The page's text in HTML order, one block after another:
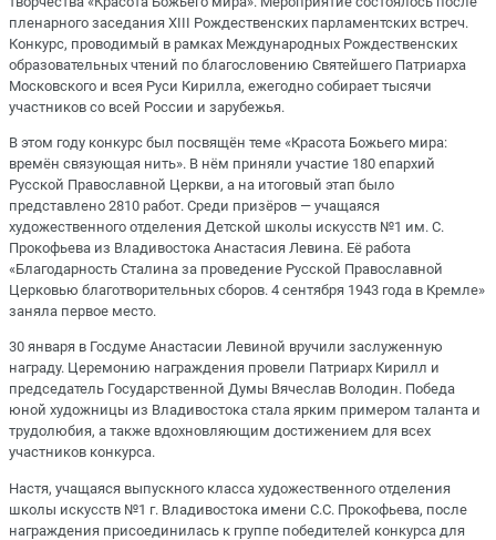
пленарного заседания XIII Рождественских парламентских встреч.
Конкурс, проводимый в рамках Международных Рождественских
образовательных чтений по благословению Святейшего Патриарха
Московского и всея Руси Кирилла, ежегодно собирает тысячи
участников со всей России и зарубежья.
В этом году конкурс был посвящён теме «Красота Божьего мира:
времён связующая нить». В нём приняли участие 180 епархий
Русской Православной Церкви, а на итоговый этап было
представлено 2810 работ. Среди призёров — учащаяся
художественного отделения Детской школы искусств №1 им. С.
Прокофьева из Владивостока Анастасия Левина. Её работа
«Благодарность Сталина за проведение Русской Православной
Церковью благотворительных сборов. 4 сентября 1943 года в Кремле»
заняла первое место.
30 января в Госдуме Анастасии Левиной вручили заслуженную
награду. Церемонию награждения провели Патриарх Кирилл и
председатель Государственной Думы Вячеслав Володин. Победа
юной художницы из Владивостока стала ярким примером таланта и
трудолюбия, а также вдохновляющим достижением для всех
участников конкурса.
Настя, учащаяся выпускного класса художественного отделения
школы искусств №1 г. Владивостока имени С.С. Прокофьева, после
награждения присоединилась к группе победителей конкурса для